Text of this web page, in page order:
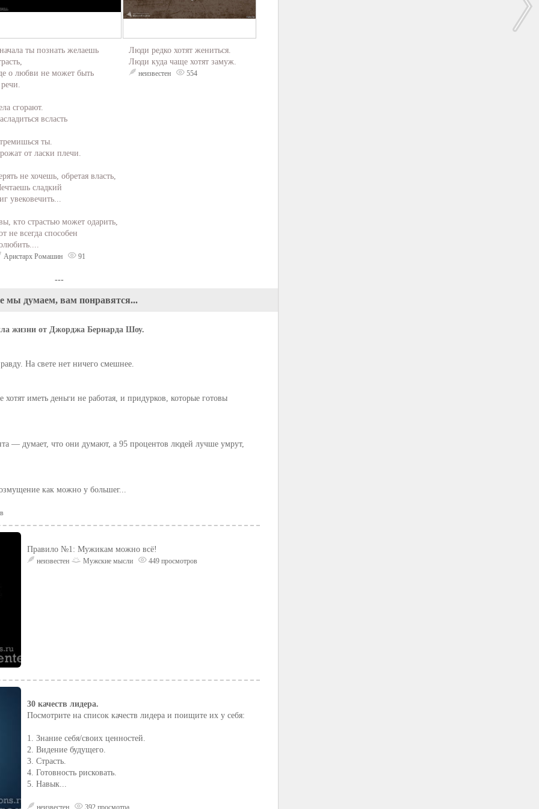
ты познать желаешь
о любви не может быть
сгорают.
всласть
ты.
от ласки плечи.
не хочешь, обретая власть,
сладкий
увековечить...
кто страстью может одарить,
не всегда способен
Аристарх Ромашин 91
Люди редко хотят жениться.
Люди куда чаще хотят замуж.
неизвестен 554
---
мы думаем, вам понравятся...
жизни от Джорджа Бернарда Шоу.
На свете нет ничего смешнее.
иметь деньги не работая, и придурков, которые готовы
— думает, что они думают, а 95 процентов людей лучше умрут,
как можно у большег...
Правило №1: Мужикам можно всё!
неизвестен Мужские мысли 449 просмотров
30 качеств лидера.
Посмотрите на список качеств лидера и поищите их у себя:
1. Знание себя/своих ценностей.
2. Видение будущего.
3. Страсть.
4. Готовность рисковать.
5. Навык...